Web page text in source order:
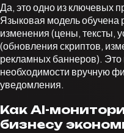
Да, это одно из ключевых
Языковая модель обучена
изменения (цены, тексты,
(обновления скриптов,
рекламных баннеров). Это
необходимости вручную
уведомления.
Как AI-
бизнесу